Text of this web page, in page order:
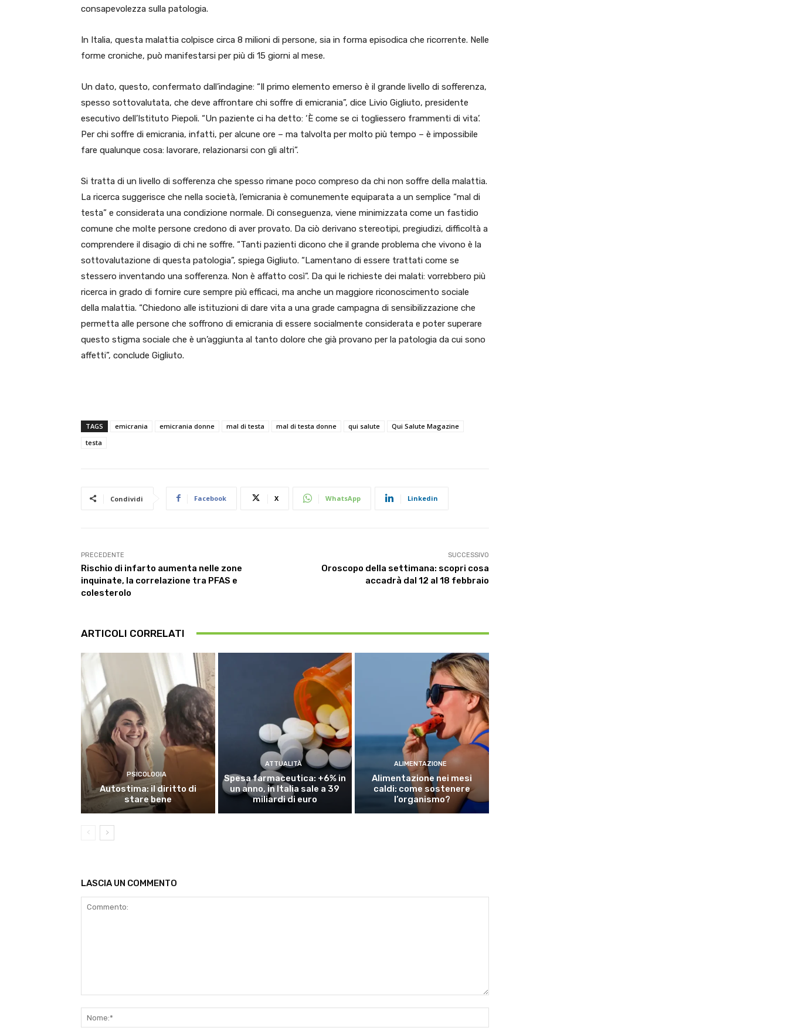
consapevolezza sulla patologia.
In Italia, questa malattia colpisce circa 8 milioni di persone, sia in forma episodica che ricorrente. Nelle
forme croniche, può manifestarsi per più di 15 giorni al mese.
Un dato, questo, confermato dall’indagine: “Il primo elemento emerso è il grande livello di sofferenza,
spesso sottovalutata, che deve affrontare chi soffre di emicrania”, dice Livio Gigliuto, presidente
esecutivo dell’Istituto Piepoli. “Un paziente ci ha detto: ‘È come se ci togliessero frammenti di vita’.
Per chi soffre di emicrania, infatti, per alcune ore – ma talvolta per molto più tempo – è impossibile
fare qualunque cosa: lavorare, relazionarsi con gli altri”.
Si tratta di un livello di sofferenza che spesso rimane poco compreso da chi non soffre della malattia.
La ricerca suggerisce che nella società, l’emicrania è comunemente equiparata a un semplice “mal di
testa” e considerata una condizione normale. Di conseguenza, viene minimizzata come un fastidio
comune che molte persone credono di aver provato. Da ciò derivano stereotipi, pregiudizi, difficoltà a
comprendere il disagio di chi ne soffre. “Tanti pazienti dicono che il grande problema che vivono è la
sottovalutazione di questa patologia”, spiega Gigliuto. “Lamentano di essere trattati come se
stessero inventando una sofferenza. Non è affatto così”. Da qui le richieste dei malati: vorrebbero più
ricerca in grado di fornire cure sempre più efficaci, ma anche un maggiore riconoscimento sociale
della malattia. “Chiedono alle istituzioni di dare vita a una grade campagna di sensibilizzazione che
permetta alle persone che soffrono di emicrania di essere socialmente considerata e poter superare
questo stigma sociale che è un’aggiunta al tanto dolore che già provano per la patologia da cui sono
affetti”, conclude Gigliuto.
TAGS emicrania emicrania donne mal di testa mal di testa donne qui salute
Qui Salute Magazine
testa
Condividi Facebook X WhatsApp Linkedin
PRECEDENTE
Rischio di infarto aumenta nelle zone
inquinate, la correlazione tra PFAS e
colesterolo
SUCCESSIVO
Oroscopo della settimana: scopri cosa
accadrà dal 12 al 18 febbraio
ARTICOLI CORRELATI
PSICOLOGIA
Autostima: il diritto di
stare bene
ATTUALITÀ
Spesa farmaceutica: +6% in
un anno, in Italia sale a 39
miliardi di euro
ALIMENTAZIONE
Alimentazione nei mesi
caldi: come sostenere
l’organismo?
LASCIA UN COMMENTO